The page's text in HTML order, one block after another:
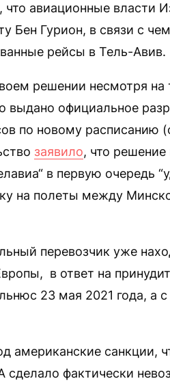
, что авиационные власти
Бен Гурион, в связи с
рейсы в Тель-Авив.
решении несмотря на
выдано официальное
по новому расписанию
заявило, что решение
в первую очередь
на полеты между
перевозчик уже
в ответ на
23 мая 2021 года, а с
американские санкции,
фактически